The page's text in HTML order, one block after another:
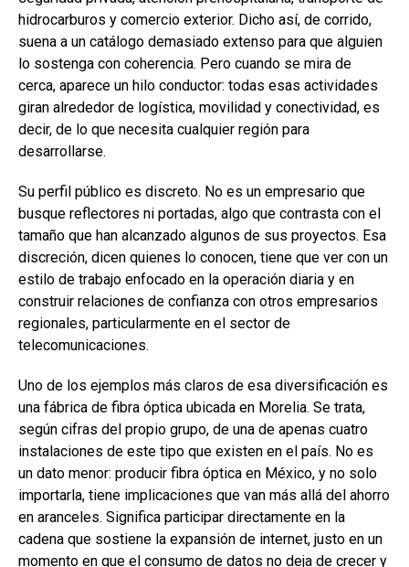
hidrocarburos y comercio exterior. Dicho así, de corrido,
suena a un catálogo demasiado extenso para que alguien
lo sostenga con coherencia. Pero cuando se mira de
cerca, aparece un hilo conductor: todas esas actividades
giran alrededor de logística, movilidad y conectividad, es
decir, de lo que necesita cualquier región para
desarrollarse.
Su perfil público es discreto. No es un empresario que
busque reflectores ni portadas, algo que contrasta con el
tamaño que han alcanzado algunos de sus proyectos. Esa
discreción, dicen quienes lo conocen, tiene que ver con un
estilo de trabajo enfocado en la operación diaria y en
construir relaciones de confianza con otros empresarios
regionales, particularmente en el sector de
telecomunicaciones.
Uno de los ejemplos más claros de esa diversificación es
una fábrica de fibra óptica ubicada en Morelia. Se trata,
según cifras del propio grupo, de una de apenas cuatro
instalaciones de este tipo que existen en el país. No es
un dato menor: producir fibra óptica en México, y no solo
importarla, tiene implicaciones que van más allá del ahorro
en aranceles. Significa participar directamente en la
cadena que sostiene la expansión de internet, justo en un
momento en que el consumo de datos no deja de crecer y